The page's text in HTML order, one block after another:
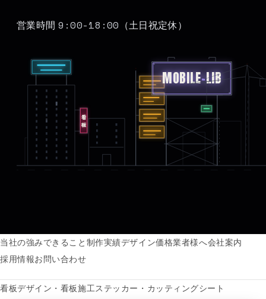
営業時間 9:00-18:00 （土日祝定休）
看板
MOBILE-LIB
当社の強みできること制作実績デザイン価格業者様へ会社案内
採用情報お問い合わせ
看板デザイン・看板施工ステッカー・カッティングシート